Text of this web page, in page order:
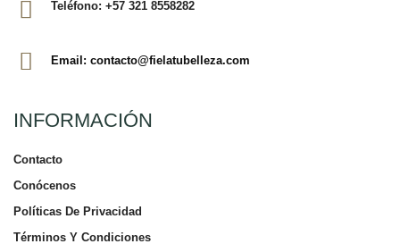
Teléfono: +57 321 8558282
Email: contacto@fielatubelleza.com
INFORMACIÓN
Contacto
Conócenos
Políticas De Privacidad
Términos Y Condiciones